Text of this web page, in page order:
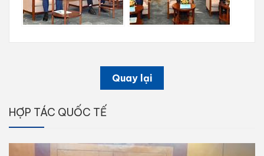
Quay lại
HỢP TÁC QUỐC TẾ